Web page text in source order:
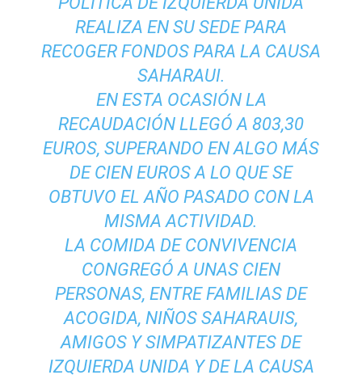
REALIZA EN SU SEDE PARA
RECOGER FONDOS PARA LA CAUSA
SAHARAUI.
EN ESTA OCASIÓN LA
RECAUDACIÓN LLEGÓ A 803,30
EUROS, SUPERANDO EN ALGO MÁS
DE CIEN EUROS A LO QUE SE
OBTUVO EL AÑO PASADO CON LA
MISMA ACTIVIDAD.
LA COMIDA DE CONVIVENCIA
CONGREGÓ A UNAS CIEN
PERSONAS, ENTRE FAMILIAS DE
ACOGIDA, NIÑOS SAHARAUIS,
AMIGOS Y SIMPATIZANTES DE
IZQUIERDA UNIDA Y DE LA CAUSA